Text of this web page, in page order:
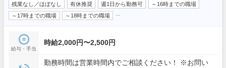
残業なし／ほぼなし
有休推奨 週1日から勤務可
～16時までの職場
～17時までの職場
～18時までの職場
給与・手当
時給2,000円〜2,500円
勤務時間は営業時間内でご相談ください！ ※お問い